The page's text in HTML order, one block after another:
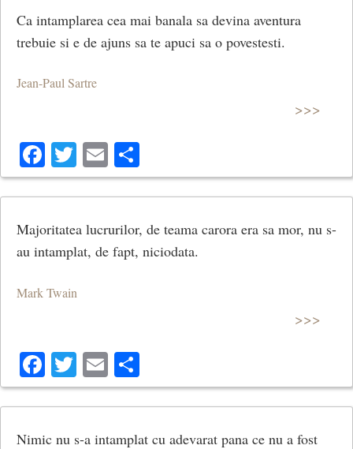
Ca intamplarea cea mai banala sa devina aventura
trebuie si e de ajuns sa te apuci sa o povestesti.
Jean-Paul Sartre
>>>
Facebook
Twitter
Email
Majoritatea lucrurilor, de teama carora era sa mor, nu s-
au intamplat, de fapt, niciodata.
Mark Twain
>>>
Facebook
Twitter
Email
Nimic nu s-a intamplat cu adevarat pana ce nu a fost